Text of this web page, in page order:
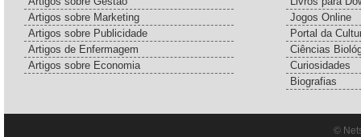
Artigos sobre Marketing
Artigos sobre Publicidade
Artigos de Enfermagem
Artigos sobre Economia
Jogos Online
Portal da
Ciências
Curiosidades
Biografias
©